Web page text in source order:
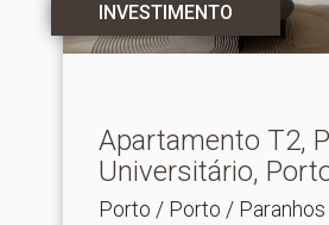
INVESTIMENTO
Apartamento T2,
Universitário,
Porto / Porto / Paranhos